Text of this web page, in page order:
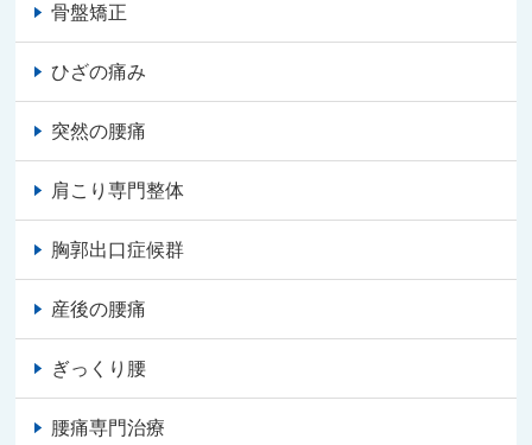
骨盤矯正
ひざの痛み
突然の腰痛
肩こり専門整体
胸郭出口症候群
産後の腰痛
ぎっくり腰
腰痛専門治療